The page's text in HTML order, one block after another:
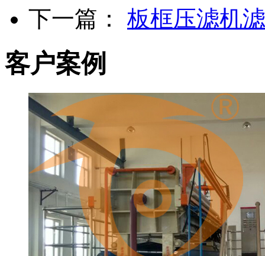
下一篇： 板框压滤机
客户案例